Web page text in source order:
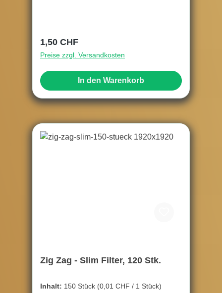
Regulärer Preis:
1,50 CHF
Preise zzgl. Versandkosten
In den Warenkorb
Zig Zag - Slim Filter, 120 Stk.
Inhalt: 150 Stück (0,01 CHF / 1 Stück)